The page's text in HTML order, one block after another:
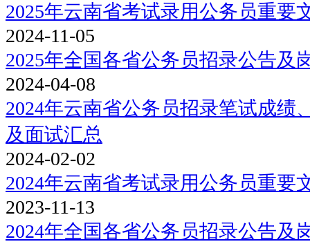
2025年云南省考试录用公务员重要
2024-11-05
2025年全国各省公务员招录公告及
2024-04-08
2024年云南省公务员招录笔试成绩
及面试汇总
2024-02-02
2024年云南省考试录用公务员重要
2023-11-13
2024年全国各省公务员招录公告及